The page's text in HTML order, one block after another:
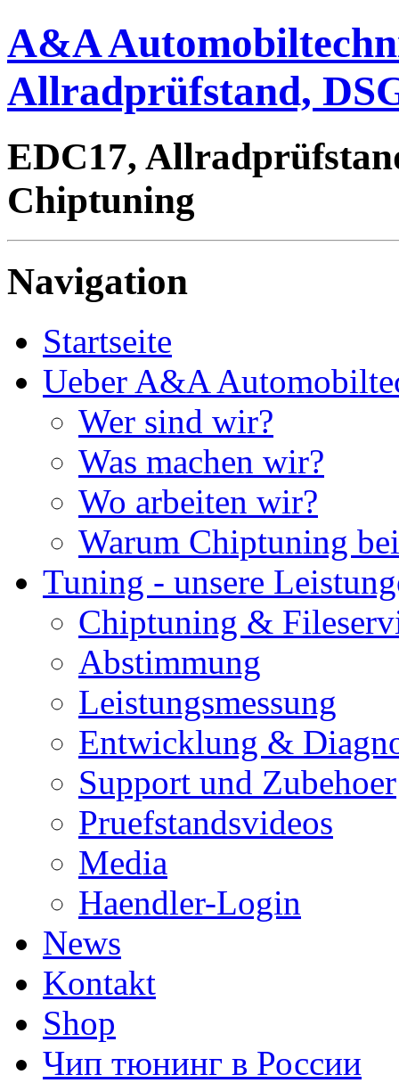
A&A
Allradprüfstand,
EDC17,
Chiptuning
Navigation
Startseite
Ueber A&A
Wer sind wir?
Was machen wir?
Wo arbeiten wir?
Warum Chiptuning
Tuning - unsere
Chiptuning &
Abstimmung
Leistungsmessung
Entwicklung &
Support und Zubehoer
Pruefstandsvideos
Media
Haendler-Login
News
Kontakt
Shop
Чип тюнинг в России